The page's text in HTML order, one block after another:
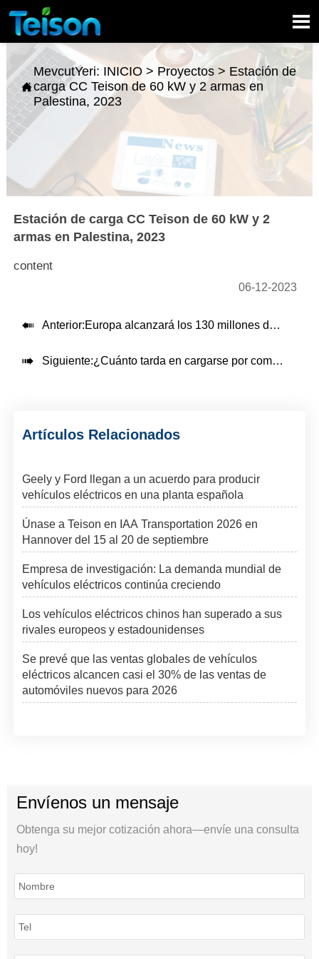


MevcutYeri: INICIO> Proyectos> Estación de
carga CC Teison de 60 kW y 2 armas en
Palestina, 2023
Estación de carga CC Teison de 60 kW y 2
armas en Palestina, 2023
content
06-12-2023
 Anterior:Europa alcanzará los 130 millones de vehículos eléctricos en 2035, con un enorme desfase en pilas de carga
 Siguiente:¿Cuánto tarda en cargarse por completo un vehículo de nueva energía?
Artículos Relacionados
Geely y Ford llegan a un acuerdo para producir
vehículos eléctricos en una planta española
Únase a Teison en IAA Transportation 2026 en
Hannover del 15 al 20 de septiembre
Empresa de investigación: La demanda mundial de
vehículos eléctricos continúa creciendo
Los vehículos eléctricos chinos han superado a sus
rivales europeos y estadounidenses
Se prevé que las ventas globales de vehículos
eléctricos alcancen casi el 30% de las ventas de
automóviles nuevos para 2026
Envíenos un mensaje
Obtenga su mejor cotización ahora—envíe una consulta
hoy!